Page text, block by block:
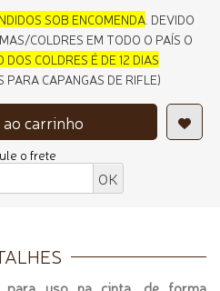
SOB ENCOMENDA . DEVIDO
COLDRES EM TODO O PAÍS O
DOS COLDRES É DE 12 DIAS
PARA CAPANGAS DE RIFLE)
carrinho
o frete